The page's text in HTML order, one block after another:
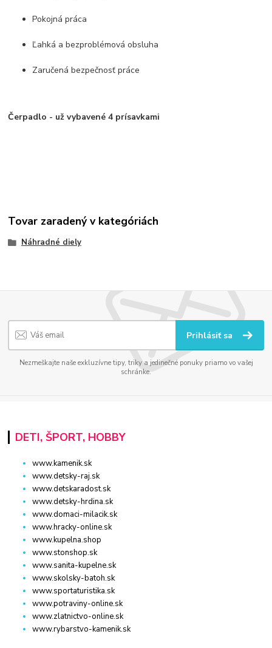
Pokojná práca
Ľahká a bezproblémová obsluha
Zaručená bezpečnosť práce
Čerpadlo - už vybavené 4 prísavkami
Tovar zaradený v kategóriách
Náhradné diely
Prihlásiť sa
Nezmeškajte naše exkluzívne tipy, triky a jedinečné ponuky priamo vo vašej
schránke.
DETI, ŠPORT, HOBBY
www.kamenik.sk
www.detsky-raj.sk
www.detskaradost.sk
www.detsky-hrdina.sk
www.domaci-milacik.sk
www.hracky-online.sk
www.kupelna.shop
www.stonshop.sk
www.sanita-kupelne.sk
www.skolsky-batoh.sk
www.sportaturistika.sk
www.potraviny-online.sk
www.zlatnictvo-online.sk
www.rybarstvo-kamenik.sk